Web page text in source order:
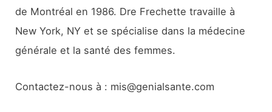
de Montréal en 1986. Dre Frechette travaille à
New York, NY et se spécialise dans la médecine
générale et la santé des femmes.
Contactez-nous à : mis@genialsante.com